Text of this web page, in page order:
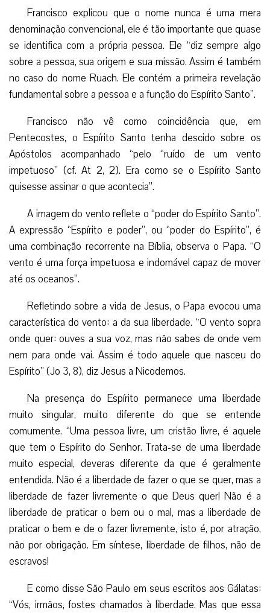
Francisco explicou que o nome nunca é uma mera
denominação convencional, ele é tão importante que quase
se identifica com a própria pessoa. Ele “diz sempre algo
sobre a pessoa, sua origem e sua missão. Assim é também
no caso do nome Ruach. Ele contém a primeira revelação
fundamental sobre a pessoa e a função do Espírito Santo”.
Francisco não vê como coincidência que, em
Pentecostes, o Espírito Santo tenha descido sobre os
Apóstolos acompanhado “pelo “ruído de um vento
impetuoso” (cf. At 2, 2). Era como se o Espírito Santo
quisesse assinar o que acontecia”.
A imagem do vento reflete o “poder do Espírito Santo”.
A expressão “Espírito e poder”, ou “poder do Espírito”, é
uma combinação recorrente na Bíblia, observa o Papa. “O
vento é uma força impetuosa e indomável capaz de mover
até os oceanos”.
Refletindo sobre a vida de Jesus, o Papa evocou uma
característica do vento: a da sua liberdade. “O vento sopra
onde quer: ouves a sua voz, mas não sabes de onde vem
nem para onde vai. Assim é todo aquele que nasceu do
Espírito” (Jo 3, 8), diz Jesus a Nicodemos.
Na presença do Espírito permanece uma liberdade
muito singular, muito diferente do que se entende
comumente. “Uma pessoa livre, um cristão livre, é aquele
que tem o Espírito do Senhor. Trata-se de uma liberdade
muito especial, deveras diferente da que é geralmente
entendida. Não é a liberdade de fazer o que se quer, mas a
liberdade de fazer livremente o que Deus quer! Não é a
liberdade de praticar o bem ou o mal, mas a liberdade de
praticar o bem e de o fazer livremente, isto é, por atração,
não por obrigação. Em síntese, liberdade de filhos, não de
escravos!
E como disse São Paulo em seus escritos aos Gálatas:
“Vós, irmãos, fostes chamados à liberdade. Mas que essa